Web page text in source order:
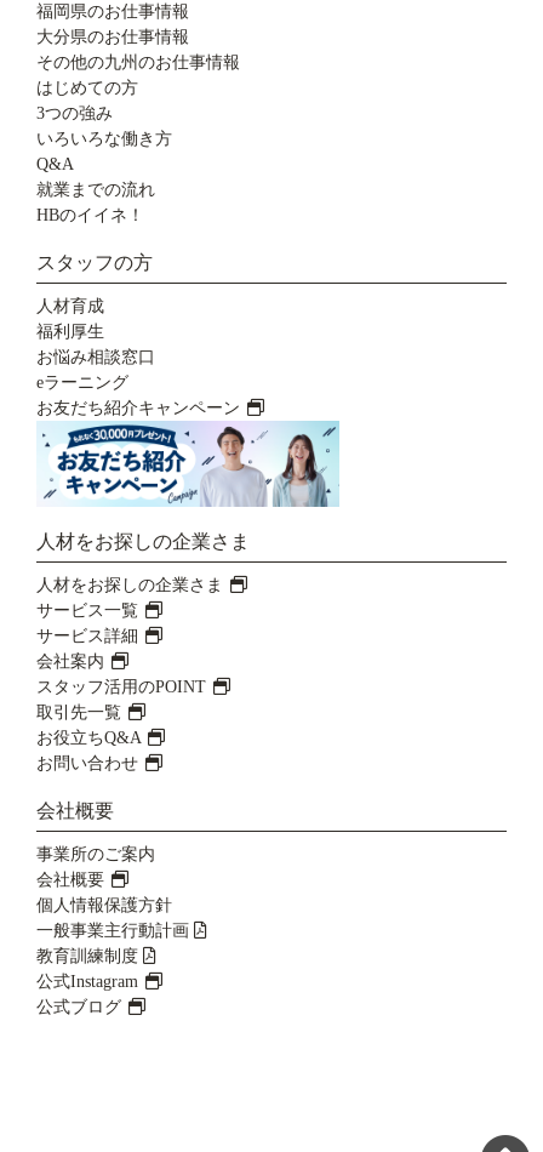
福岡県のお仕事情報
大分県のお仕事情報
その他の九州のお仕事情報
はじめての方
3つの強み
いろいろな働き方
Q&A
就業までの流れ
HBのイイネ！
スタッフの方
人材育成
福利厚生
お悩み相談窓口
eラーニング
お友だち紹介キャンペーン
人材をお探しの企業さま
人材をお探しの企業さま
サービス一覧
サービス詳細
会社案内
スタッフ活用のPOINT
取引先一覧
お役立ちQ&A
お問い合わせ
会社概要
事業所のご案内
会社概要
個人情報保護方針
一般事業主行動計画
教育訓練制度
公式Instagram
公式ブログ